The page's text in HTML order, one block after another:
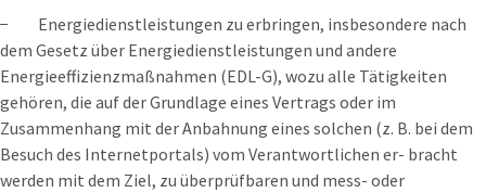
− Energiedienstleistungen zu erbringen, insbesondere nach
dem Gesetz über Energiedienstleistungen und andere
Energieeffizienzmaßnahmen (EDL-G), wozu alle Tätigkeiten
gehören, die auf der Grundlage eines Vertrags oder im
Zusammenhang mit der Anbahnung eines solchen (z. B. bei dem
Besuch des Internetportals) vom Verantwortlichen er- bracht
werden mit dem Ziel, zu überprüfbaren und mess- oder